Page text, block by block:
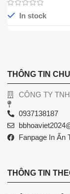
In stock
THÔNG TIN
CÔNG TY
0937138187
Fanpage In Ấn
THÔNG TIN